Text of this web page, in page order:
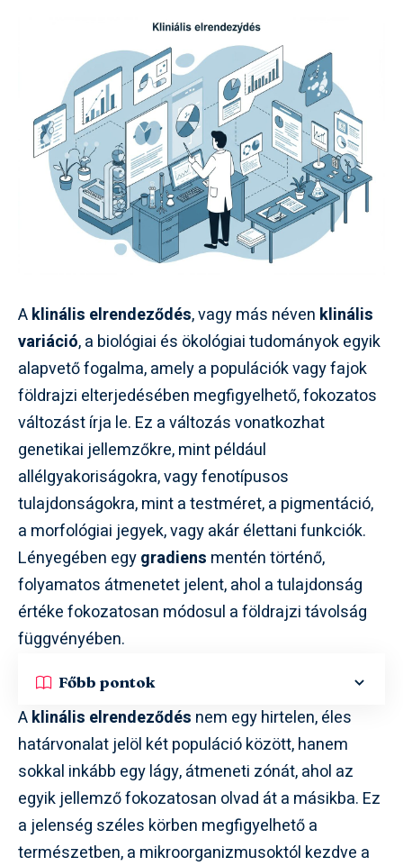
Aklinális elrendeződés, vagy más néven klinális
variáció, a biológiai és ökológiai tudományok egyik
alapvető fogalma, amely a populációk vagy fajok
földrajzi elterjedésében megfigyelhető, fokozatos
változást írja le. Ez a változás vonatkozhat
genetikai jellemzőkre, mint például
allélgyakoriságokra, vagy fenotípusos
tulajdonságokra, mint a testméret, a pigmentáció,
a morfológiai jegyek, vagy akár élettani funkciók.
Lényegében egygradiens mentén történő,
folyamatos átmenetet jelent, ahol a tulajdonság
értéke fokozatosan módosul a földrajzi távolság
függvényében.
Főbb pontok
Aklinális elrendeződés nem egy hirtelen, éles
határvonalat jelöl két populáció között, hanem
sokkal inkább egy lágy, átmeneti zónát, ahol az
egyik jellemző fokozatosan olvad át a másikba. Ez
a jelenség széles körben megfigyelhető a
természetben, a mikroorganizmusoktól kezdve a